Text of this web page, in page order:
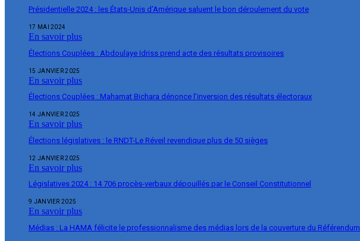
Présidentielle 2024 : les États-Unis d’Amérique saluent le bon déroulement du vote
17 MAI 2024
En savoir plus
Élections Couplées : Abdoulaye Idriss prend acte des résultats provisoires
15 JANVIER 2025
En savoir plus
Élections Couplées : Mahamat Bichara dénonce l’inversion des résultats électoraux
14 JANVIER 2025
En savoir plus
Élections législatives : le RNDT-Le Réveil revendique plus de 50 sièges
12 JANVIER 2025
En savoir plus
Législatives 2024 : 14 706 procès-verbaux dépouillés par le Conseil Constitutionnel
9 JANVIER 2025
En savoir plus
Médias : La HAMA félicite le professionnalisme des médias lors de la couverture du Référendum